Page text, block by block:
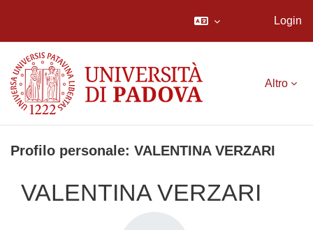
Login
Altro
Profilo personale: VALENTINA VERZARI
VALENTINA VERZARI